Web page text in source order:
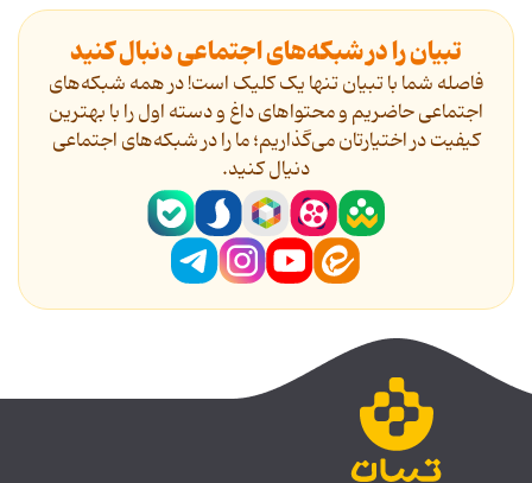
تبیان را در شبکه‌های اجتماعی دنبال کنید
فاصله شما با تبیان تنها یک کلیک است! در همه شبکه‌های
اجتماعی حاضریم و محتواهای داغ و دسته اول را با بهترین
کیفیت در اختیارتان می‌گذاریم؛ ما را در شبکه‌های اجتماعی
دنیال کنید.